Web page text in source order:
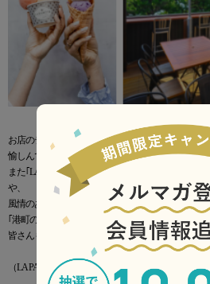
お店のテラスでは、海風を感じながら、季節ごと
愉しんでいただけます。
また｢LA PALETTE｣の近くには、古民家をリノベー
や、
風情のある漁港を眺める天然温泉｢用宗みなと温泉
｢港町の日常｣を楽しむことのできる魅力的なスポッ
皆さんもぜひ、用宗の町にお越しください。
（LA PALETTE オーナー 牧山 良子）